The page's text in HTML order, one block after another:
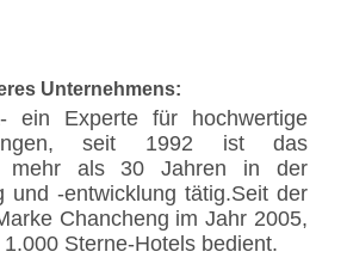
Unternehmens:
ein Experte für hochwertige
seit 1992 ist das
mehr als 30 Jahren in der
und -entwicklung tätig.Seit der
Chancheng im Jahr 2005,
Sterne-Hotels bedient.